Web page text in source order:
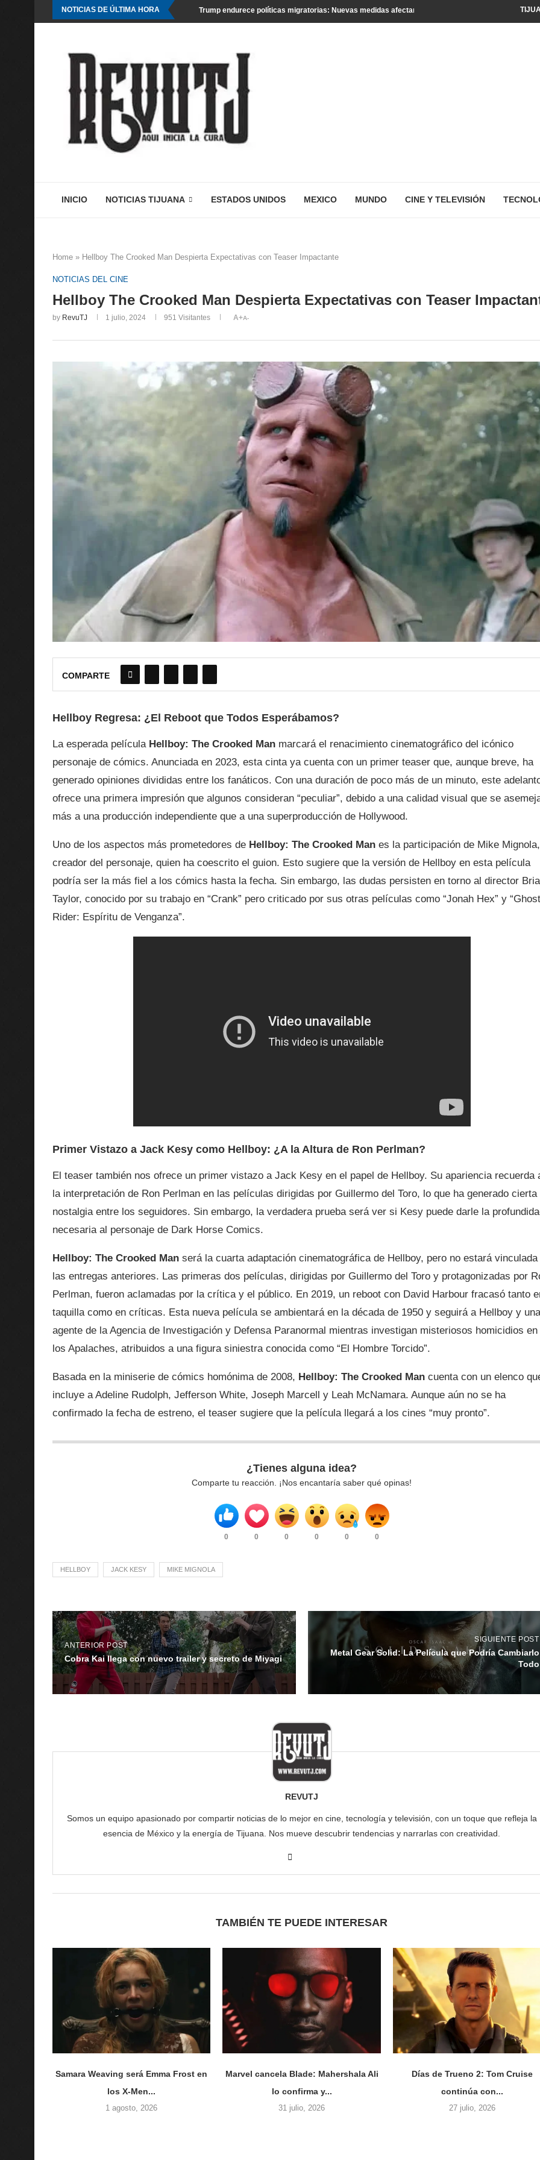
NOTICIAS DE ÚLTIMA HORA Trump endurece políticas migratorias: Nuevas medidas afectan a turistas y residentes legales
INICIO NOTICIAS TIJUANA ESTADOS UNIDOS MEXICO MUNDO CINE Y TELEVISIÓN
Home » Hellboy The Crooked Man Despierta Expectativas con Teaser Impactante
NOTICIAS DEL CINE
Hellboy The Crooked Man Despierta Expectativas con Teaser
by RevuTJ 1 julio, 2024 951 Visitantes A+A-
COMPARTE
Hellboy Regresa: ¿El Reboot que Todos Esperábamos?
La esperada película Hellboy: The Crooked Man marcará el renacimiento cinematográfico del icónico
personaje de cómics. Anunciada en 2023, esta cinta ya cuenta con un primer teaser que, aunque breve, ha
generado opiniones divididas entre los fanáticos. Con una duración de poco más de un minuto, este
ofrece una primera impresión que algunos consideran “peculiar”, debido a una calidad visual que se
más a una producción independiente que a una superproducción de Hollywood.
Uno de los aspectos más prometedores de Hellboy: The Crooked Man es la participación de Mike Mignola,
creador del personaje, quien ha coescrito el guion. Esto sugiere que la versión de Hellboy en esta película
podría ser la más fiel a los cómics hasta la fecha. Sin embargo, las dudas persisten en torno al director
Taylor, conocido por su trabajo en “Crank” pero criticado por sus otras películas como “Jonah Hex” y “Ghost
Rider: Espíritu de Venganza”.
Primer Vistazo a Jack Kesy como Hellboy: ¿A la Altura de Ron Perlman?
El teaser también nos ofrece un primer vistazo a Jack Kesy en el papel de Hellboy. Su apariencia recuerda
la interpretación de Ron Perlman en las películas dirigidas por Guillermo del Toro, lo que ha generado cierta
nostalgia entre los seguidores. Sin embargo, la verdadera prueba será ver si Kesy puede darle la
necesaria al personaje de Dark Horse Comics.
Hellboy: The Crooked Man será la cuarta adaptación cinematográfica de Hellboy, pero no estará vinculada
las entregas anteriores. Las primeras dos películas, dirigidas por Guillermo del Toro y protagonizadas por
Perlman, fueron aclamadas por la crítica y el público. En 2019, un reboot con David Harbour fracasó tanto
taquilla como en críticas. Esta nueva película se ambientará en la década de 1950 y seguirá a Hellboy y una
agente de la Agencia de Investigación y Defensa Paranormal mientras investigan misteriosos homicidios en
los Apalaches, atribuidos a una figura siniestra conocida como “El Hombre Torcido”.
Basada en la miniserie de cómics homónima de 2008, Hellboy: The Crooked Man cuenta con un elenco
incluye a Adeline Rudolph, Jefferson White, Joseph Marcell y Leah McNamara. Aunque aún no se ha
confirmado la fecha de estreno, el teaser sugiere que la película llegará a los cines “muy pronto”.
¿Tienes alguna idea?
Comparte tu reacción. ¡Nos encantaría saber qué opinas!
0 0 0 0 0 0
HELLBOY JACK KESY MIKE MIGNOLA
ANTERIOR POST
Cobra Kai llega con nuevo trailer y secreto de Miyagi
SIGUIENTE POST
Metal Gear Solid: La Película que Podría Cambiarlo
Todo
REVUTJ
Somos un equipo apasionado por compartir noticias de lo mejor en cine, tecnología y televisión, con un toque que refleja la
esencia de México y la energía de Tijuana. Nos mueve descubrir tendencias y narrarlas con creatividad.
TAMBIÉN TE PUEDE INTERESAR
Samara Weaving será Emma Frost en
los X-Men...
1 agosto, 2026
Marvel cancela Blade: Mahershala Ali
lo confirma y...
31 julio, 2026
Días de Trueno 2: Tom Cruise
continúa con...
27 julio, 2026